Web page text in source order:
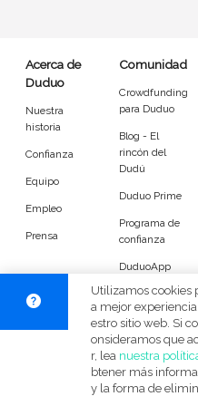
Tareas
Desatascos
Muebles
Grifos
Accesorios generales
Acerca de
Duduo
Nuestra
historia
Confianza
Equipo
Empleo
Prensa
Comunidad
Crowdfunding
para Duduo
Blog - El
rincón del
Dudú
Duduo Prime
Programa de
confianza
DuduoApp
© Duduo 2026
Utilizamos cookies
a mejor
estro sitio web. Si
onsideramos que
r, lea nuestra
btener más
y la forma de